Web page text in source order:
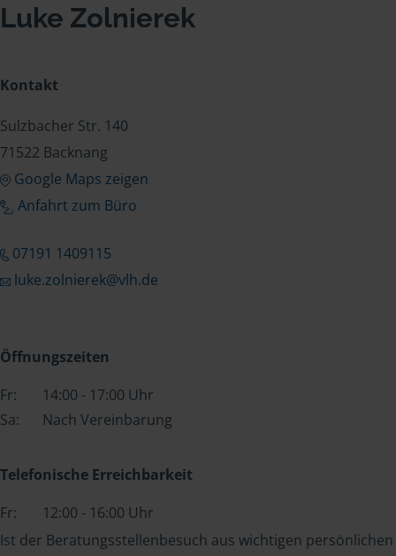
Luke Zolnierek
Kontakt
Sulzbacher Str. 140
71522 Backnang
Google Maps zeigen
Anfahrt zum Büro
07191 1409115
luke.zolnierek@vlh.de
Öffnungszeiten
Fr:
14:00 - 17:00 Uhr
Sa:
Nach Vereinbarung
Telefonische Erreichbarkeit
Fr:
12:00 - 16:00 Uhr
Ist der Beratungsstellenbesuch aus wichtigen persönlichen